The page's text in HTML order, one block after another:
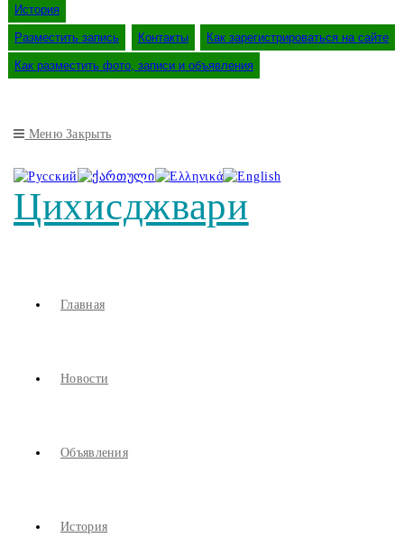
История
Разместить запись Контакты Как зарегистрироваться на сайте
Как разместить фото, записи и объявления
Меню Закрыть
Цихисджвари
Главная
Новости
Объявления
История